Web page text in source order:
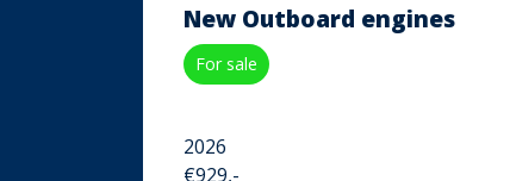
New Outboard engines
For sale
2026
€929,-